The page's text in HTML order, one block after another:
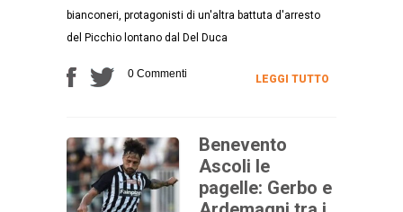
bianconeri, protagonisti di un'altra battuta d'arresto
del Picchio lontano dal Del Duca
0 Commenti LEGGI TUTTO
Benevento
Ascoli le
pagelle: Gerbo e